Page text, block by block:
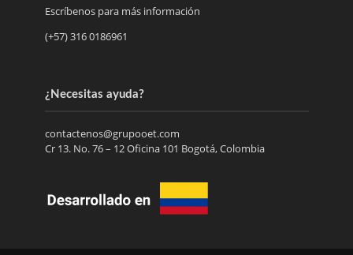
Escríbenos para más información
(+57) 316 0186961
¿Necesitas ayuda?
contactenos@grupooet.com
Cr 13. No. 76 – 12 Oficina 101 Bogotá, Colombia